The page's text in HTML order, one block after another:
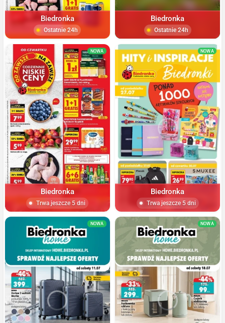
Biedronka
Ostatnie 24h
Biedronka
Ostatnie 24h
NOWA
Biedronka
Trwa jeszcze 5 dni
NOWA
Biedronka
Trwa jeszcze 5 dni
NOWA NOWA